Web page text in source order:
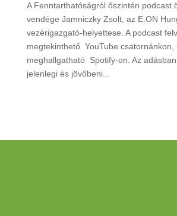
A Fenntarthatóságról őszintén podcast
vendége Jamniczky Zsolt, az E.ON
vezérigazgató-helyettese. A podcast
megtekinthető YouTube csatornánkon,
meghallgatható Spotify-on. Az
jelenlegi és jövőbeni...